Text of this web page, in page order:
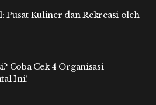
Pusat Kuliner dan Rekreasi oleh
Coba Cek 4 Organisasi
Ini!